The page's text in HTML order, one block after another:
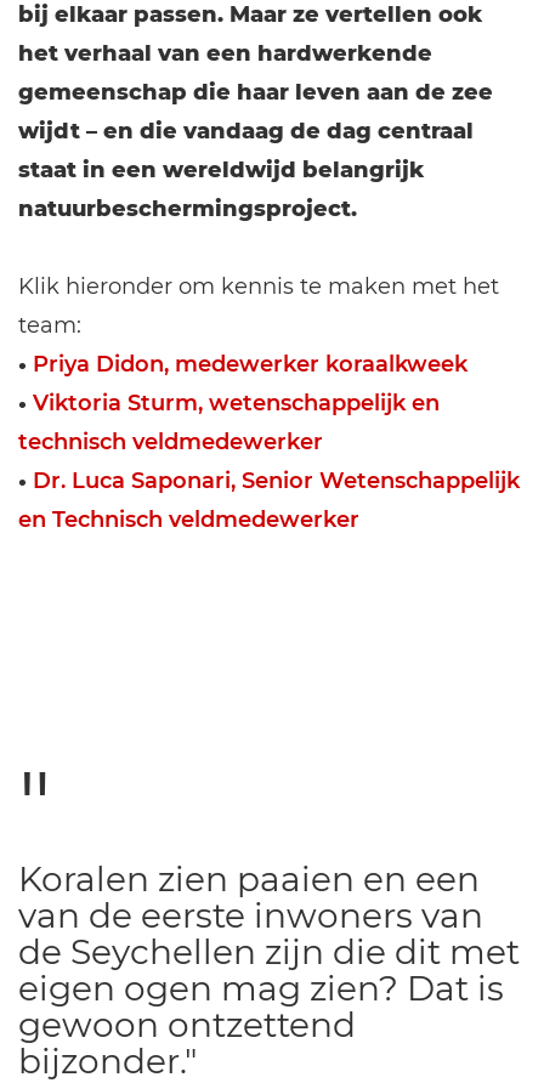
bij elkaar passen. Maar ze vertellen ook
het verhaal van een hardwerkende
gemeenschap die haar leven aan de zee
wijdt – en die vandaag de dag centraal
staat in een wereldwijd belangrijk
natuurbeschermingsproject.
Klik hieronder om kennis te maken met het
team:
• Priya Didon, medewerker koraalkweek
• Viktoria Sturm, wetenschappelijk en
technisch veldmedewerker
• Dr. Luca Saponari, Senior Wetenschappelijk
en Technisch veldmedewerker
Koralen zien paaien en een
van de eerste inwoners van
de Seychellen zijn die dit met
eigen ogen mag zien? Dat is
gewoon ontzettend
bijzonder."